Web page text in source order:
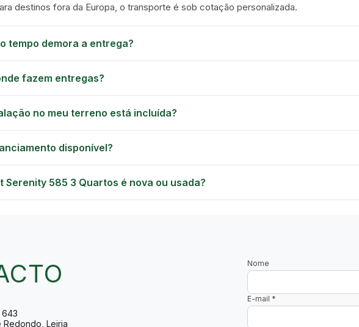
GREEN VILLAGE
destinos fora da Europa, o transporte é sob cotação personalizada.
tempo demora a entrega?
fazem entregas?
no meu terreno está incluída?
disponível?
Serenity 585 3 Quartos é nova ou usada?
643
Leiria
Nome
E-mail *